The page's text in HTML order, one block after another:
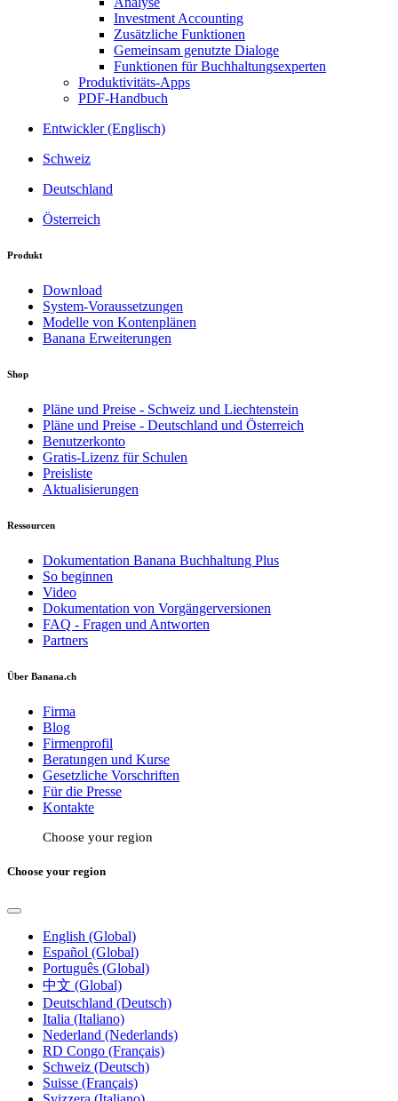
Investment Accounting
Zusätzliche Funktionen
Gemeinsam genutzte Dialoge
Funktionen für Buchhaltungsexperten
Produktivitäts-Apps
PDF-Handbuch
Entwickler (Englisch)
Schweiz
Deutschland
Österreich
Produkt
Download
System-Voraussetzungen
Modelle von Kontenplänen
Banana Erweiterungen
Shop
Pläne und Preise - Schweiz und Liechtenstein
Pläne und Preise - Deutschland und Österreich
Benutzerkonto
Gratis-Lizenz für Schulen
Preisliste
Aktualisierungen
Ressourcen
Dokumentation Banana Buchhaltung Plus
So beginnen
Video
Dokumentation von Vorgängerversionen
FAQ - Fragen und Antworten
Partners
Über Banana.ch
Firma
Blog
Firmenprofil
Beratungen und Kurse
Gesetzliche Vorschriften
Für die Presse
Kontakte
Choose your region
Choose your region
English (Global)
Español (Global)
Português (Global)
中文 (Global)
Deutschland (Deutsch)
Italia (Italiano)
Nederland (Nederlands)
RD Congo (Français)
Schweiz (Deutsch)
Suisse (Français)